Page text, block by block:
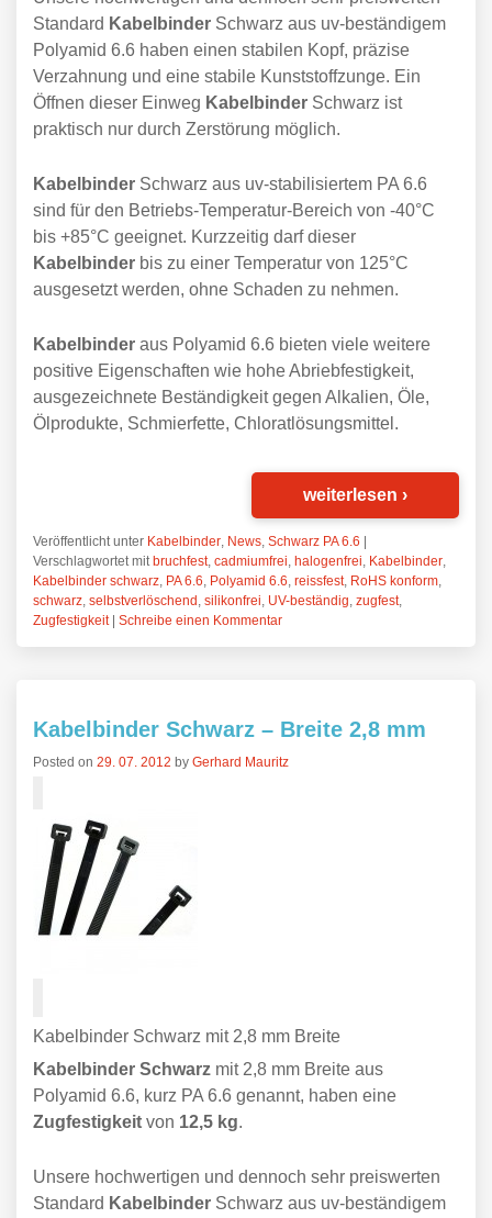
Standard Kabelbinder Schwarz aus uv-beständigem
Polyamid 6.6 haben einen stabilen Kopf, präzise
Verzahnung und eine stabile Kunststoffzunge. Ein
Öffnen dieser Einweg Kabelbinder Schwarz ist
praktisch nur durch Zerstörung möglich.
Kabelbinder Schwarz aus uv-stabilisiertem PA 6.6
sind für den Betriebs-Temperatur-Bereich von -40°C
bis +85°C geeignet. Kurzzeitig darf dieser
Kabelbinder bis zu einer Temperatur von 125°C
ausgesetzt werden, ohne Schaden zu nehmen.
Kabelbinder aus Polyamid 6.6 bieten viele weitere
positive Eigenschaften wie hohe Abriebfestigkeit,
ausgezeichnete Beständigkeit gegen Alkalien, Öle,
Ölprodukte, Schmierfette, Chloratlösungsmittel.
weiterlesen ›
Veröffentlicht unter Kabelbinder, News, Schwarz PA 6.6 |
Verschlagwortet mit bruchfest, cadmiumfrei, halogenfrei, Kabelbinder,
Kabelbinder schwarz, PA 6.6, Polyamid 6.6, reissfest, RoHS konform,
schwarz, selbstverlöschend, silikonfrei, UV-beständig, zugfest,
Zugfestigkeit | Schreibe einen Kommentar
Kabelbinder Schwarz – Breite 2,8 mm
Posted on 29. 07. 2012 by Gerhard Mauritz
Kabelbinder Schwarz mit 2,8 mm Breite
Kabelbinder Schwarz mit 2,8 mm Breite aus
Polyamid 6.6, kurz PA 6.6 genannt, haben eine
Zugfestigkeit von 12,5 kg.
Unsere hochwertigen und dennoch sehr preiswerten
Standard Kabelbinder Schwarz aus uv-beständigem